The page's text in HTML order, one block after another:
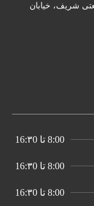
شریف، خیابان
8:00 تا 16:۳0
8:00 تا 16:۳0
8:00 تا 16:۳0